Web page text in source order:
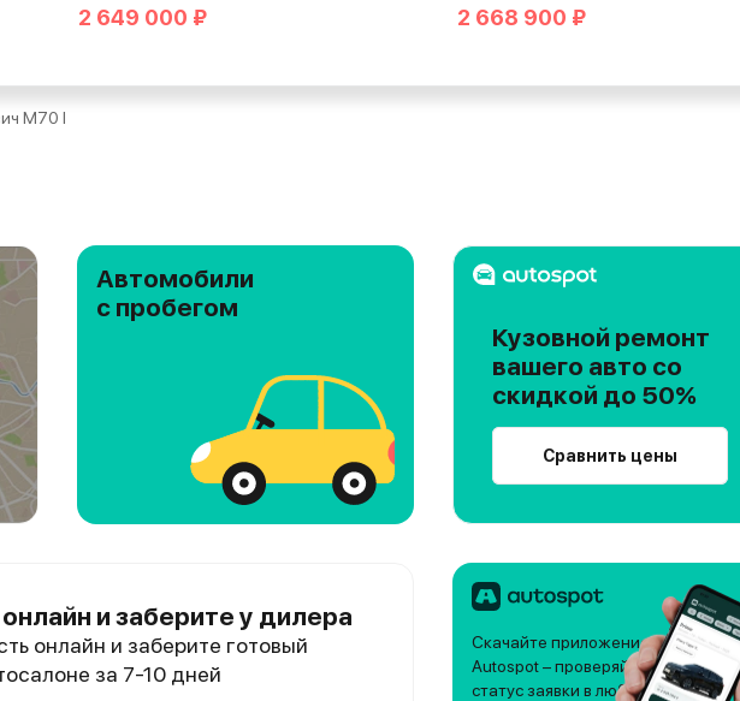
2 649 000 ₽ 2 668 900 ₽
М70 I
Автомобили
с пробегом
Кузовной ремонт
вашего авто со
скидкой до 50%
Сравнить цены
и заберите у дилера
онлайн и заберите готовый
за 7-10 дней
Скачайте приложение
Autospot – проверяйте
статус заявки в любое